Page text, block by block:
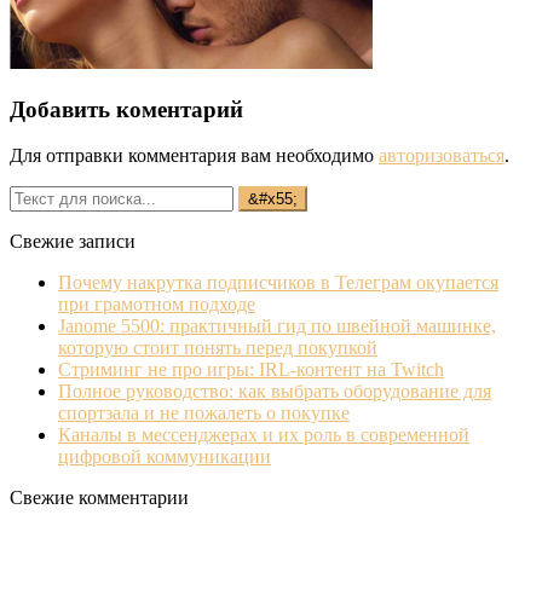
Добавить коментарий
Для отправки комментария вам необходимо авторизоваться.
Свежие записи
Почему накрутка подписчиков в Телеграм окупается
при грамотном подходе
Janome 5500: практичный гид по швейной машинке,
которую стоит понять перед покупкой
Стриминг не про игры: IRL‐контент на Twitch
Полное руководство: как выбрать оборудование для
спортзала и не пожалеть о покупке
Каналы в мессенджерах и их роль в современной
цифровой коммуникации
Свежие комментарии